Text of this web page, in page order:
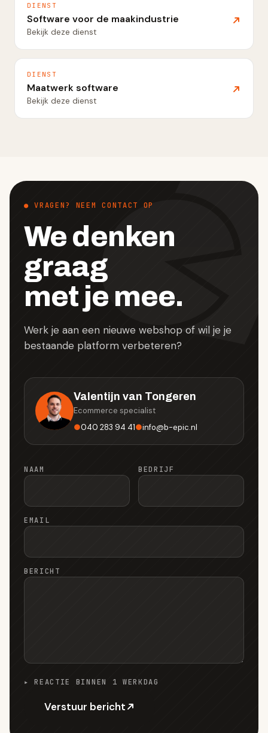
DIENST
Software voor de maakindustrie
Bekijk deze dienst
DIENST
Maatwerk software
Bekijk deze dienst
● VRAGEN? NEEM CONTACT OP
We denken
graag
met je mee.
Werk je aan een nieuwe webshop of wil je je
bestaande platform verbeteren?
Valentijn van Tongeren
Ecommerce specialist
●040 283 94 41●info@b-epic.nl
NAAM BEDRIJF
EMAIL
BERICHT
▸ REACTIE BINNEN 1 WERKDAG
Verstuur bericht